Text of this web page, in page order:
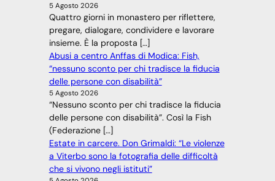
5 Agosto 2026
Quattro giorni in monastero per riflettere,
pregare, dialogare, condividere e lavorare
insieme. È la proposta […]
Abusi a centro Anffas di Modica: Fish,
“nessuno sconto per chi tradisce la fiducia
delle persone con disabilità”
5 Agosto 2026
“Nessuno sconto per chi tradisce la fiducia
delle persone con disabilità”. Così la Fish
(Federazione […]
Estate in carcere. Don Grimaldi: “Le violenze
a Viterbo sono la fotografia delle difficoltà
che si vivono negli istituti”